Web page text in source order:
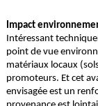
Impact
Intéressant
point de vue
matériaux locaux
promoteurs. Et cet
envisagée est un